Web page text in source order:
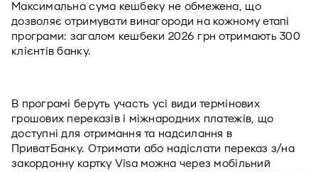
Максимальна сума кешбеку не обмежена, що
дозволяє отримувати винагороди на кожному етапі
програми: загалом кешбеки 2026 грн отримають 300
клієнтів банку.
В програмі беруть участь усі види термінових
грошових переказів і міжнародних платежів, що
доступні для отримання та надсилання в
ПриватБанку. Отримати або надіслати переказ з/на
закордонну картку Visa можна через мобільний